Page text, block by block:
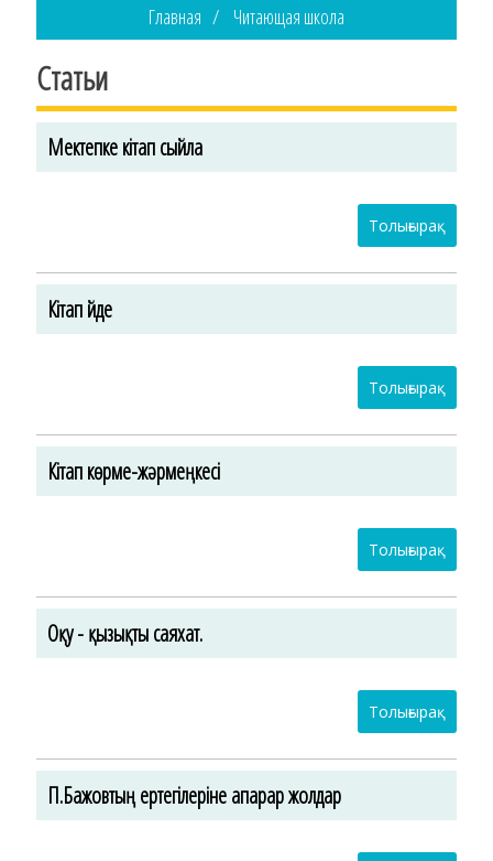
Главная Читающая школа
Статьи
Мектепке кітап сыйла
Толығырақ
Кітап үйде
Толығырақ
Кітап көрме-жәрмеңкесі
Толығырақ
Оқу - қызықты саяхат.
Толығырақ
П.Бажовтың ертегілеріне апарар жолдар